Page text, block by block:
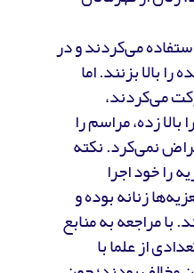
می‌کردند و در
بالا بزنند. اما
می‌کردند،
زده، مراسم را
نمی‌کرد. نکته
را خود اجرا
زنانه بوده و
با مراجعه به منابع
از علما با